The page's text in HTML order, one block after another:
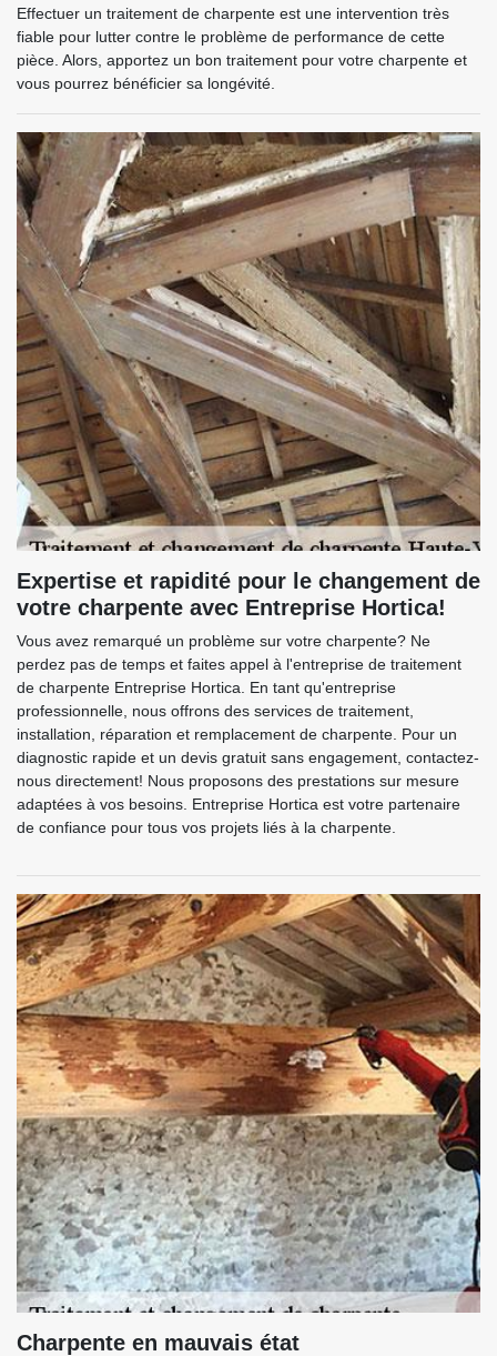
Effectuer un traitement de charpente est une intervention très
fiable pour lutter contre le problème de performance de cette
pièce. Alors, apportez un bon traitement pour votre charpente et
vous pourrez bénéficier sa longévité.
Expertise et rapidité pour le changement de
votre charpente avec Entreprise Hortica!
Vous avez remarqué un problème sur votre charpente? Ne
perdez pas de temps et faites appel à l'entreprise de traitement
de charpente Entreprise Hortica. En tant qu'entreprise
professionnelle, nous offrons des services de traitement,
installation, réparation et remplacement de charpente. Pour un
diagnostic rapide et un devis gratuit sans engagement, contactez-
nous directement! Nous proposons des prestations sur mesure
adaptées à vos besoins. Entreprise Hortica est votre partenaire
de confiance pour tous vos projets liés à la charpente.
Charpente en mauvais état